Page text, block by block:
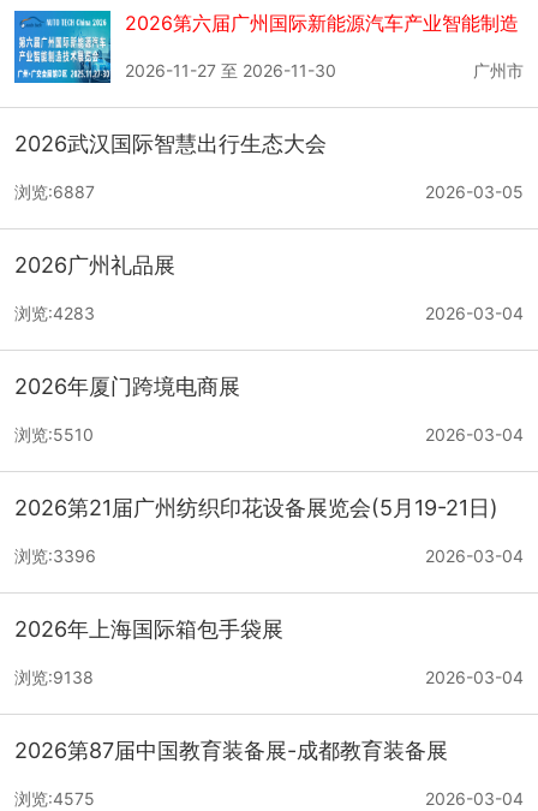
2026第六届广州国际新能源汽车产业智能制造
技术展览会
广州市
2026-11-27 至 2026-11-30
2026武汉国际智慧出行生态大会
2026-03-05
浏览:6887
2026广州礼品展
2026-03-04
浏览:4283
2026年厦门跨境电商展
2026-03-04
浏览:5510
2026第21届广州纺织印花设备展览会(5月19-21日)
2026-03-04
浏览:3396
2026年上海国际箱包手袋展
2026-03-04
浏览:9138
2026第87届中国教育装备展-成都教育装备展
2026-03-04
浏览:4575